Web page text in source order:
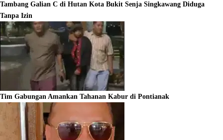
Tambang Galian C di Hutan Kota Bukit Senja Singkawang Diduga
Tanpa Izin
Tim Gabungan Amankan Tahanan Kabur di Pontianak